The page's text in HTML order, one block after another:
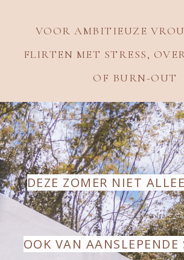
VOOR AMBITIEUZE
FLIRTEN MET STRESS,
OF BURN-OUT
DEZE ZOMER NIET
OOK VAN AANSLEPENDE